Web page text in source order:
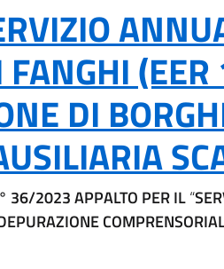
FANGHI
DI
36/2023 APPALTO PER IL“